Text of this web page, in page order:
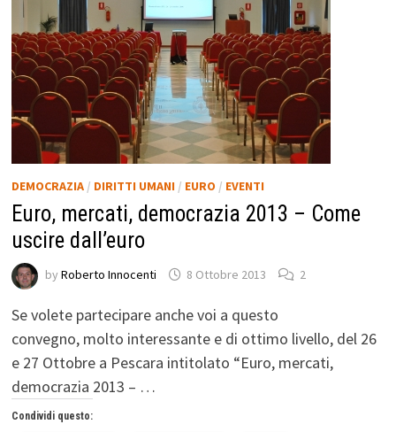
DEMOCRAZIA/ DIRITTI UMANI / EURO / EVENTI
Euro, mercati, democrazia 2013 – Come
uscire dall’euro
by Roberto Innocenti 8 Ottobre 2013 2
Se volete partecipare anche voi a questo
convegno, molto interessante e di ottimo livello, del 26
e 27 Ottobre a Pescara intitolato “Euro, mercati,
democrazia 2013 – …
Condividi questo: